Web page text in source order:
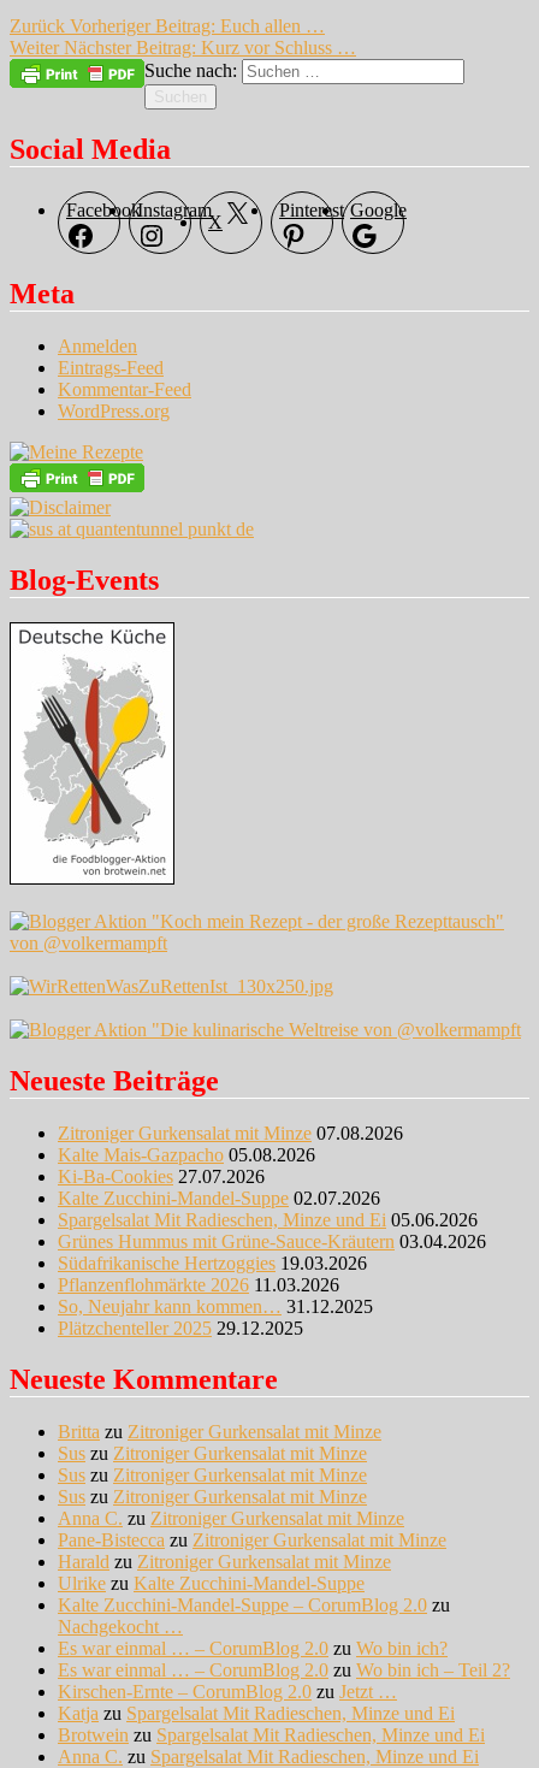
Zurück Vorheriger Beitrag: Euch allen …
Weiter Nächster Beitrag: Kurz vor Schluss …
Suche nach:
Suchen
Social Media
FacebookInstagram
X
Pinterest Google
Meta
Anmelden
Eintrags-Feed
Kommentar-Feed
WordPress.org
Blog-Events
Neueste Beiträge
Zitroniger Gurkensalat mit Minze 07.08.2026
Kalte Mais-Gazpacho 05.08.2026
Ki-Ba-Cookies 27.07.2026
Kalte Zucchini-Mandel-Suppe 02.07.2026
Spargelsalat Mit Radieschen, Minze und Ei 05.06.2026
Grünes Hummus mit Grüne-Sauce-Kräutern 03.04.2026
Südafrikanische Hertzoggies 19.03.2026
Pflanzenflohmärkte 2026 11.03.2026
So, Neujahr kann kommen… 31.12.2025
Plätzchenteller 2025 29.12.2025
Neueste Kommentare
Britta zu Zitroniger Gurkensalat mit Minze
Sus zu Zitroniger Gurkensalat mit Minze
Sus zu Zitroniger Gurkensalat mit Minze
Sus zu Zitroniger Gurkensalat mit Minze
Anna C. zu Zitroniger Gurkensalat mit Minze
Pane-Bistecca zu Zitroniger Gurkensalat mit Minze
Harald zu Zitroniger Gurkensalat mit Minze
Ulrike zu Kalte Zucchini-Mandel-Suppe
Kalte Zucchini-Mandel-Suppe – CorumBlog 2.0 zu
Nachgekocht …
Es war einmal … – CorumBlog 2.0 zu Wo bin ich?
Es war einmal … – CorumBlog 2.0 zu Wo bin ich – Teil 2?
Kirschen-Ernte – CorumBlog 2.0 zu Jetzt …
Katja zu Spargelsalat Mit Radieschen, Minze und Ei
Brotwein zu Spargelsalat Mit Radieschen, Minze und Ei
Anna C. zu Spargelsalat Mit Radieschen, Minze und Ei